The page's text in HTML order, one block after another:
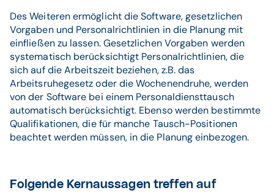
Des Weiteren ermöglicht die Software, gesetzlichen
Vorgaben und Personalrichtlinien in die Planung mit
einfließen zu lassen. Gesetzlichen Vorgaben werden
systematisch berücksichtigt Personalrichtlinien, die
sich auf die Arbeitszeit beziehen, z.B. das
Arbeitsruhegesetz oder die Wochenendruhe, werden
von der Software bei einem Personaldiensttausch
automatisch berücksichtigt. Ebenso werden bestimmte
Qualifikationen, die für manche Tausch-Positionen
beachtet werden müssen, in die Planung einbezogen.
Folgende Kernaussagen treffen auf